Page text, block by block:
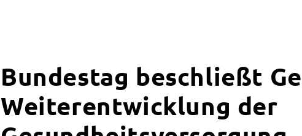
Bundestag beschließt
Weiterentwicklung der